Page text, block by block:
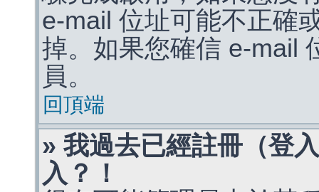
e-mail 位址可能不正確
掉。如果您確信 e-mail
員。
回頂端
» 我過去已經註冊（登
入？！